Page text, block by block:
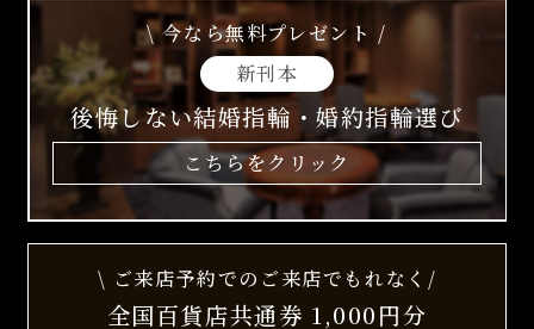
\ 今なら無料プレゼント /
新刊本
後悔しない結婚指輪・婚約指輪選び
こちらをクリック
\ ご来店予約でのご来店でもれなく/
全国百貨店共通券 1,000円分